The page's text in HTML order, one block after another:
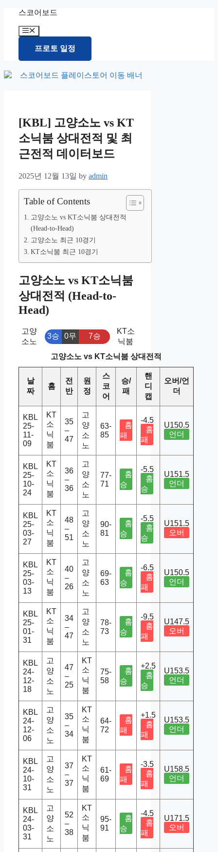
content
스코어보드
Menu
프로토 일정
[KBL] 고양소노 vs KT
소닉붐 상대전적 및 최
근전적 데이터보드
2025년 12월 13일 by admin
Table of Contents
고양소노 vs KT소닉붐 상대전적
(Head-to-Head)
고양소노 최근 10경기
KT소닉붐 최근 10경기
고양소노 vs KT소닉붐
상대전적 (Head-to-
Head)
고양
소노
3승 0무 7승
KT소
닉붐
고양소노 vs KT소닉붐 상대전적
날
짜
홈
전
반
원
정
스
코
어
승/
패
핸
디
캡
오버/언
더
KBL
25-
11-
09
KT
소
닉
붐
35
–
47
고
양
소
노
63-
85
홈
패
-4.5
홈
패
U150.5
언더
KBL
25-
10-
24
KT
소
닉
붐
36
–
36
고
양
소
노
77-
71
홈
승
-5.5
홈
승
U151.5
언더
KBL
25-
03-
27
KT
소
닉
붐
48
–
51
고
양
소
노
90-
81
홈
승
-5.5
홈
승
U151.5
오버
KBL
25-
03-
13
KT
소
닉
붐
40
–
26
고
양
소
노
69-
63
홈
승
-6.5
홈
패
U150.5
언더
KBL
25-
01-
31
KT
소
닉
붐
34
–
47
고
양
소
노
78-
73
홈
승
-9.5
홈
패
U147.5
오버
KBL
24-
12-
18
고
양
소
노
47
–
25
KT
소
닉
붐
75-
58
홈
승
+2.5
홈
승
U153.5
언더
KBL
24-
12-
06
고
양
소
노
35
–
34
KT
소
닉
붐
64-
72
홈
패
+1.5
홈
패
U153.5
언더
KBL
24-
10-
31
고
양
소
노
37
–
37
KT
소
닉
붐
61-
69
홈
패
-3.5
홈
패
U158.5
언더
KBL
24-
03-
31
고
양
소
노
52
–
38
KT
소
닉
붐
95-
91
홈
승
-4.5
홈
패
U171.5
오버